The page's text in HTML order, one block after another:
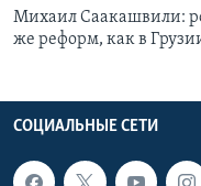
Михаил Саакашвили:
же реформ, как в
СОЦИАЛЬНЫЕ СЕТИ